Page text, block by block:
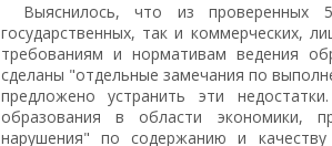
Выяснилось, что из проверенных
государственных, так и коммерческих,
требованиям и нормативам ведения
сделаны "отдельные замечания по
предложено устранить эти
образования в области экономики,
нарушения" по содержанию и